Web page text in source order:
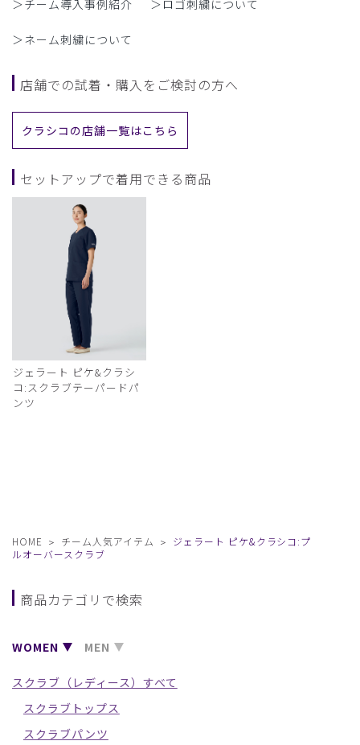
＞チーム導入事例紹介 ＞ロゴ刺繍について
＞ネーム刺繍について
店舗での試着・購入をご検討の方へ
クラシコの店舗一覧はこちら
セットアップで着用できる商品
ジェラート ピケ&クラシ
コ:スクラブテーパードパ
ンツ
HOME チーム人気アイテム
ジェラート ピケ&クラシコ:プ
ルオーバースクラブ
商品カテゴリで検索
WOMEN MEN
スクラブ（レディース）すべて
スクラブトップス
スクラブパンツ